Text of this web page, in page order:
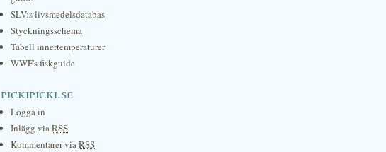
SLV:s livsmedelsdatabas
Styckningsschema
Tabell innertemperaturer
WWF's fiskguide
pickipicki.se
Logga in
Inlägg viaRSS
Kommentarer viaRSS